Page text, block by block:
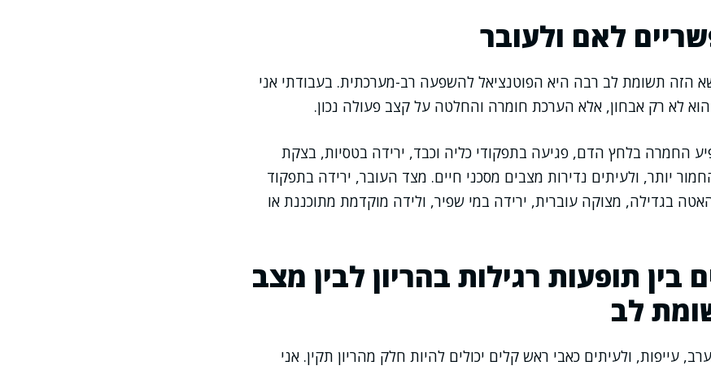
לאם ולעובר
הזה תשומת לב רבה היא הפוטנציאל להשפעה רב-מערכתית. בעבודתי אני
לא רק אבחון, אלא הערכת חומרה והחלטה על קצב פעולה נכון.
החמרה בלחץ הדם, פגיעה בתפקודי כליה וכבד, ירידה בטסיות, בצקת
יותר, ולעיתים נדירות מצבים מסכני חיים. מצד העובר, ירידה בתפקוד
בגדילה, מצוקה עוברית, ירידה במי שפיר, ולידה מוקדמת מתוכננת או
בין תופעות רגילות בהריון לבין מצב
לב
עייפות, ולעיתים כאבי ראש קלים יכולים להיות חלק מהריון תקין. אני